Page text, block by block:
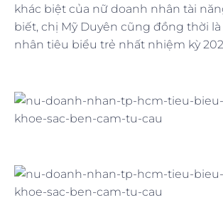
khác biệt của nữ doanh nhân tài
biết, chị Mỹ Duyên cũng đồng thời
nhân tiêu biểu trẻ nhất nhiệm kỳ